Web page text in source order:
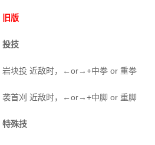
旧版
投技
岩块投 近敌时，←or→+中拳 or 重拳
袭首刈 近敌时，←or→+中脚 or 重脚
特殊技